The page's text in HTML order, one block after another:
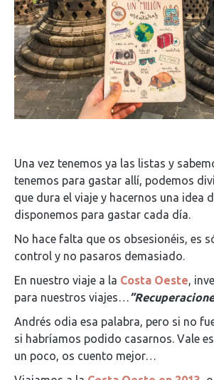
Una vez tenemos ya las listas y
tenemos para gastar allí, podemos
que dura el viaje y hacernos una idea
disponemos para gastar cada día.
No hace falta que os obsesionéis, es
control y no pasaros demasiado.
En nuestro viaje a la Costa Oeste,
para nuestros viajes…
Andrés odia esa palabra, pero si no
si habríamos podido casarnos. Vale
un poco, os cuento mejor…